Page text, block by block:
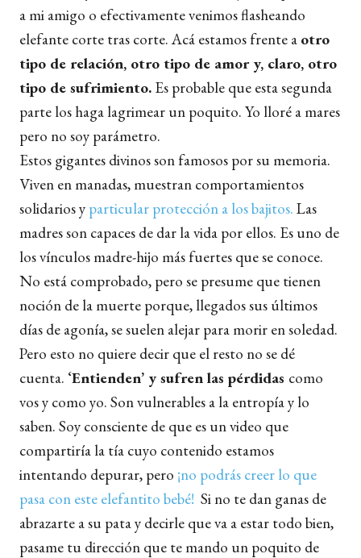
a mi amigo o efectivamente venimos flasheando
elefante corte tras corte. Acá estamos frente a otro
tipo de relación, otro tipo de amor y, claro, otro
tipo de sufrimiento. Es probable que esta segunda
parte los haga lagrimear un poquito. Yo lloré a mares
pero no soy parámetro.
Estos gigantes divinos son famosos por su memoria.
Viven en manadas, muestran comportamientos
solidarios y particular protección a los bajitos. Las
madres son capaces de dar la vida por ellos. Es uno de
los vínculos madre-hijo más fuertes que se conoce.
No está comprobado, pero se presume que tienen
noción de la muerte porque, llegados sus últimos
días de agonía, se suelen alejar para morir en soledad.
Pero esto no quiere decir que el resto no se dé
cuenta. ‘Entienden’ y sufren las pérdidas como
vos y como yo. Sonvulnerables a la entropíay lo
saben. Soy consciente de que es un video que
compartiría la tía cuyo contenido estamos
intentando depurar, pero ¡no podrás creer lo que
pasa con este elefantito bebé! Si no te dan ganas de
abrazarte a su pata y decirle que va a estar todo bien,
pasame tu dirección que te mando un poquito de